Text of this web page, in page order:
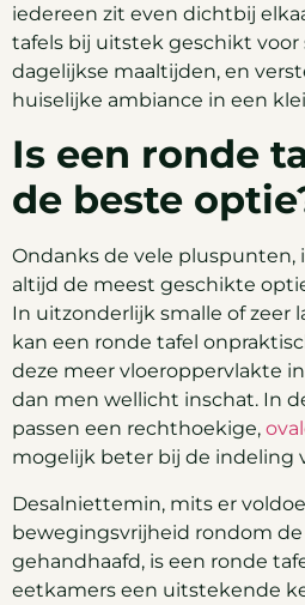
iedereen zit even dichtbij
tafels bij uitstek geschikt voor
dagelijkse maaltijden, en
huiselijke ambiance in een
Is een ronde
de beste
Ondanks de vele pluspunten,
altijd de meest geschikte
In uitzonderlijk smalle of zeer
kan een ronde tafel
deze meer vloeroppervlakte
dan men wellicht inschat. In
passen een rechthoekige,
mogelijk beter bij de indeling
Desalniettemin, mits er
bewegingsvrijheid rondom
gehandhaafd, is een ronde
eetkamers een uitstekende